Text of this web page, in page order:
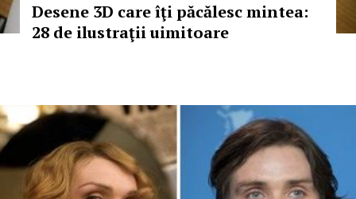
Desene 3D care îţi păcălesc mintea:
28 de ilustraţii uimitoare